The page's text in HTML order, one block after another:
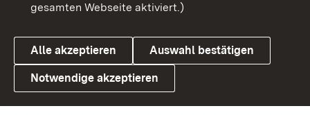
Link zum Landesportal
Datenschutz
Cookies
gesamten Webseite aktiviert.)
Alle akzeptieren Auswahl bestätigen
Notwendige akzeptieren